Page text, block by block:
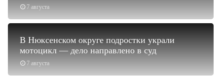
7 августа
7 августа
В Нюксенском округе подростки украли
мотоцикл — дело направлено в суд